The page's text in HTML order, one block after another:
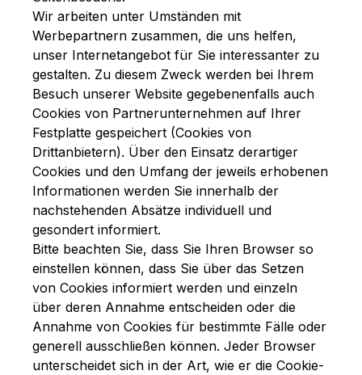
Wir arbeiten unter Umständen mit
Werbepartnern zusammen, die uns helfen,
unser Internetangebot für Sie interessanter zu
gestalten. Zu diesem Zweck werden bei Ihrem
Besuch unserer Website gegebenenfalls auch
Cookies von Partnerunternehmen auf Ihrer
Festplatte gespeichert (Cookies von
Drittanbietern). Über den Einsatz derartiger
Cookies und den Umfang der jeweils erhobenen
Informationen werden Sie innerhalb der
nachstehenden Absätze individuell und
gesondert informiert.
Bitte beachten Sie, dass Sie Ihren Browser so
einstellen können, dass Sie über das Setzen
von Cookies informiert werden und einzeln
über deren Annahme entscheiden oder die
Annahme von Cookies für bestimmte Fälle oder
generell ausschließen können. Jeder Browser
unterscheidet sich in der Art, wie er die Cookie-